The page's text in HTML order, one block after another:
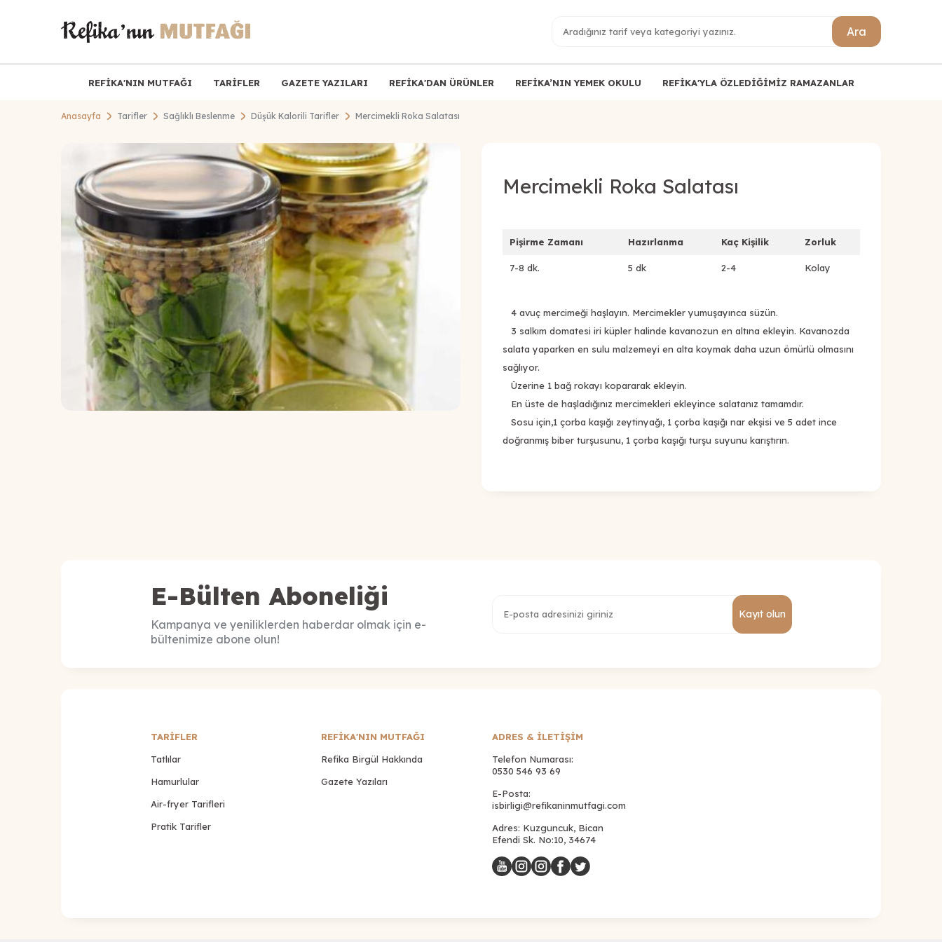
Ara
REFİKA'NIN MUTFAĞI TARİFLER GAZETE YAZILARI REFİKA'DAN ÜRÜNLER REFİKA’NIN YEMEK OKULU REFİKA'YLA ÖZLEDİĞİMİZ RAMAZANLAR
Anasayfa Tarifler Sağlıklı Beslenme Düşük Kalorili Tarifler Mercimekli Roka Salatası
Mercimekli Roka Salatası
Pişirme Zamanı Hazırlanma Kaç Kişilik Zorluk
7-8 dk. 5 dk 2-4 Kolay
4 avuç mercimeği haşlayın. Mercimekler yumuşayınca süzün.
3 salkım domatesi iri küpler halinde kavanozun en altına ekleyin. Kavanozda
salata yaparken en sulu malzemeyi en alta koymak daha uzun ömürlü olmasını
sağlıyor.
Üzerine 1 bağ rokayı kopararak ekleyin.
En üste de haşladığınız mercimekleri ekleyince salatanız tamamdır.
Sosu için,1 çorba kaşığı zeytinyağı, 1 çorba kaşığı nar ekşisi ve 5 adet ince
doğranmış biber turşusunu, 1 çorba kaşığı turşu suyunu karıştırın.
E-Bülten Aboneliği
Kampanya ve yeniliklerden haberdar olmak için e-
bültenimize abone olun!
Kayıt olun
TARİFLER
Tatlılar
Hamurlular
Air-fryer Tarifleri
Pratik Tarifler
REFİKA'NIN MUTFAĞI
Refika Birgül Hakkında
Gazete Yazıları
ADRES & İLETIŞIM
Telefon Numarası:
0530 546 93 69
E-Posta:
isbirligi@refikaninmutfagi.com
Adres: Kuzguncuk, Bican
Efendi Sk. No:10, 34674